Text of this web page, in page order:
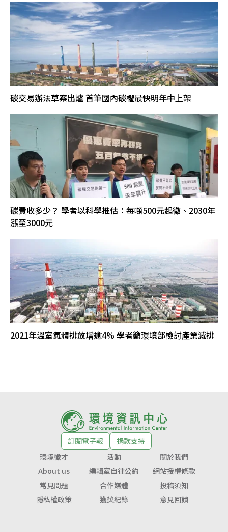
碳交易辦法草案出爐 首筆國內碳權最快明年中上架
碳費收多少？ 學者以科學推估：每噸500元起徵、2030年
漲至3000元
2021年溫室氣體排放增逾4% 學者籲環境部檢討產業減排
訂閱電子報
捐款支持
環境徵才
活動
關於我們
About us
編輯室自律公約
網站授權條款
常見問題
合作媒體
投稿須知
隱私權政策
獲獎紀錄 意見回饋